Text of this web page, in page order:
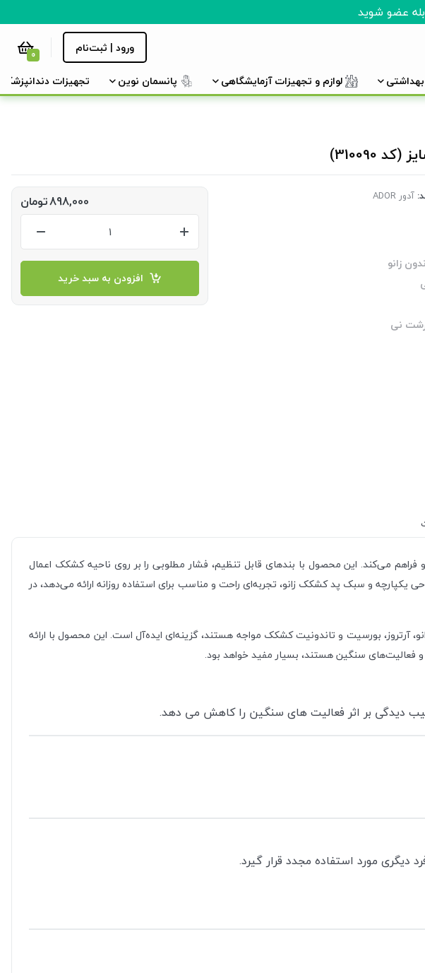
عضو شوید
ورود | ثبت‌نام 0
لوازم و تجهیزات آزمایشگاهی پانسمان نوین تجهیزات دندانپزشکی
آدور ADOR
زانو
نی
898,000تومان
افزودن به سبد خرید
فراهم می‌کند. این محصول با بندهای قابل تنظیم، فشار مطلوبی را بر روی ناحیه کشکک اعمال
و سبک پد کشکک زانو، تجربه‌ای راحت و مناسب برای استفاده روزانه ارائه می‌دهد، در
آرتروز، بورسیت و تاندونیت کشکک مواجه هستند، گزینه‌ای ایده‌آل است. این محصول با ارائه
سنگین هستند، بسیار مفید خواهد بود.
دیدگی بر اثر فعالیت های سنگین را کاهش می دهد.
مورد استفاده مجدد قرار گیرد.